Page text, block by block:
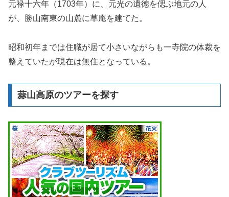
元禄十六年（1703年）に、元光の遺徳を偲ぶ地元の人
が、勝山南東の山麓に草庵を建てた。
昭和初年までは住職が居て小さいながらも一寺院の体裁を
整えていたが現在は無住となっている。
蒜山高原のツアーを探す